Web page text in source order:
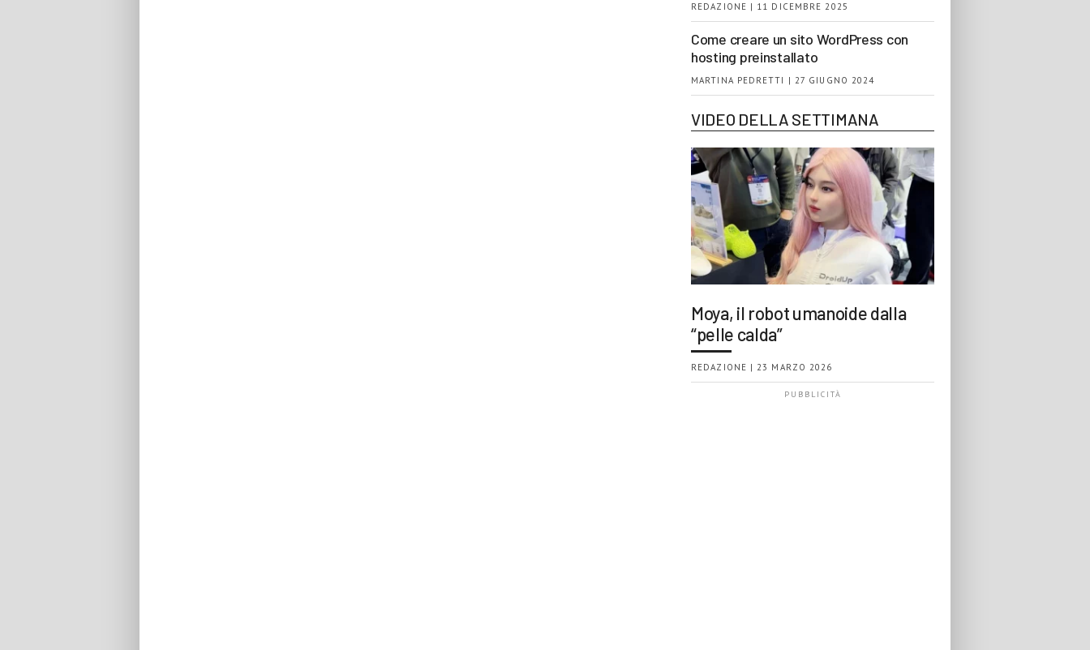
REDAZIONE | 11 DICEMBRE 2025
Come creare un sito WordPress con
hosting preinstallato
MARTINA PEDRETTI | 27 GIUGNO 2024
VIDEO DELLA SETTIMANA
Moya, il robot umanoide dalla
“pelle calda”
REDAZIONE | 23 MARZO 2026